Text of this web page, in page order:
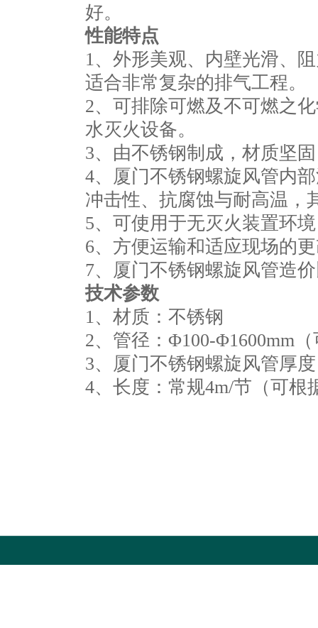
好。
性能特点
1、外形美观、内壁光滑、
适合非常复杂的排气工程
2、可排除可燃及不可燃之
水灭火设备。
3、由不锈钢制成，材质
4、厦门不锈钢螺旋风管内
冲击性、抗腐蚀与耐高温
5、可使用于无灭火装置
6、方便运输和适应现场的
7、厦门不锈钢螺旋风管造
技术参数
1、材质：不锈钢
2、管径：Φ100-Φ1600mm
3、厦门不锈钢螺旋风管厚度
4、长度：常规4m/节（可根